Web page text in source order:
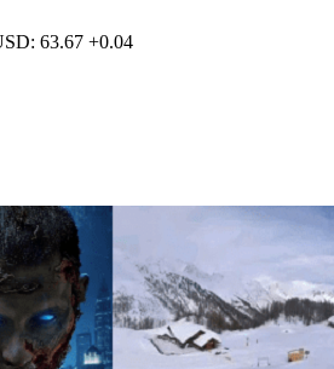
: 63.67 +0.04